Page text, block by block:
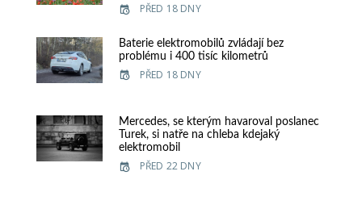
PŘED 18 DNY
Baterie elektromobilů zvládají bez
problému i 400 tisíc kilometrů
PŘED 18 DNY
Mercedes, se kterým havaroval poslanec
Turek, si natře na chleba kdejaký
elektromobil
PŘED 22 DNY